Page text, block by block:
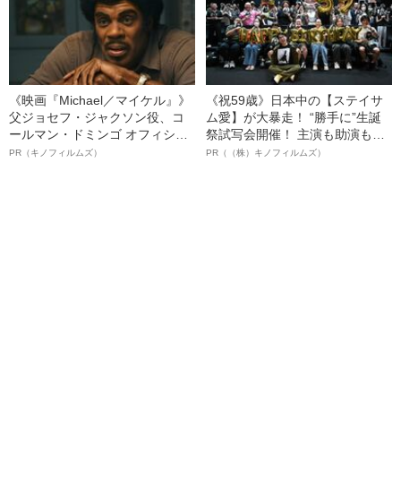
《映画『Michael／マイケル』》
父ジョセフ・ジャクソン役、コ
ールマン・ドミンゴ オフィシャ
ルインタビュー“観客を魅了した
PR（キノフィルムズ）
《祝59歳》日本中の【ステイサ
ム愛】が大暴走！ “勝手に”生誕
祭試写会開催！ 主演も助演も全
部ステイサム！「ステサミー
PR（（株）キノフィルムズ）